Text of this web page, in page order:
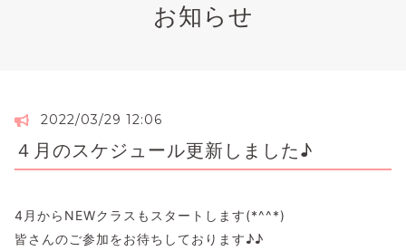
お知らせ
2022/03/29 12:06
４月のスケジュール更新しました♪
4月からNEWクラスもスタートします(*^^*)
皆さんのご参加をお待ちしております♪♪